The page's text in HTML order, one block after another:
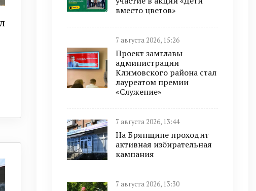
вместо цветов»
7 августа 2026, 15:26
Проект замглавы
администрации
Климовского района стал
лауреатом премии
«Служение»
7 августа 2026, 13:44
На Брянщине проходит
активная избирательная
кампания
7 августа 2026, 13:30